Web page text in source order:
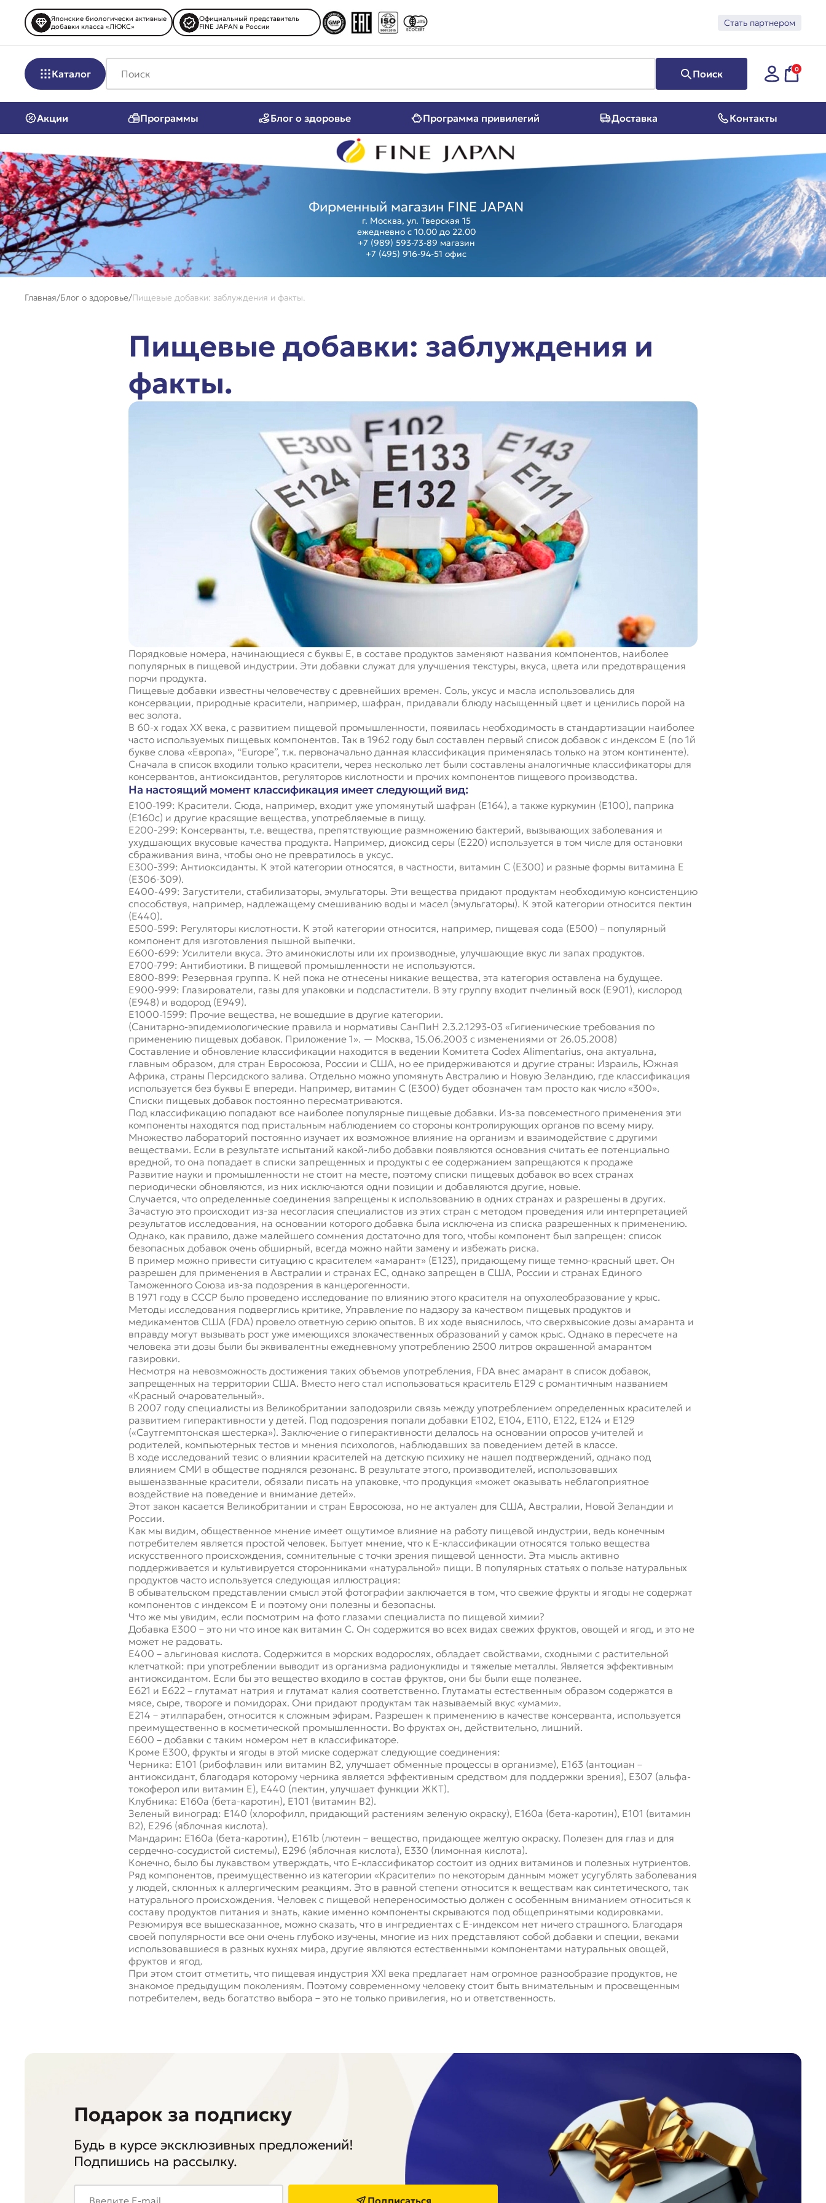
Японские биологически активные
добавки класса «ЛЮКС»
Официальный представитель
FINE JAPAN в России
Стать партнером
Каталог Поиск 0
Акции Программы Блог о здоровье Программа привилегий Доставка Контакты
Фирменный магазин FINE JAPAN
г. Москва, ул. Тверская 15
ежедневно с 10.00 до 22.00
+7 (989) 593-73-89 магазин
+7 (495) 916-94-51 офис
Главная Блог о здоровье Пищевые добавки: заблуждения и факты.
Пищевые добавки: заблуждения и
факты.
Порядковые номера, начинающиеся с буквы Е, в составе продуктов заменяют названия компонентов, наиболее
популярных в пищевой индустрии. Эти добавки служат для улучшения текстуры, вкуса, цвета или предотвращения
порчи продукта.
Пищевые добавки известны человечеству с древнейших времен. Соль, уксус и масла использовались для
консервации, природные красители, например, шафран, придавали блюду насыщенный цвет и ценились порой на
вес золота.
В 60-х годах XX века, с развитием пищевой промышленности, появилась необходимость в стандартизации наиболее
часто используемых пищевых компонентов. Так в 1962 году был составлен первый список добавок с индексом Е (по 1й
букве слова «Европа», “Europe”, т.к. первоначально данная классификация применялась только на этом континенте).
Сначала в список входили только красители, через несколько лет были составлены аналогичные классификаторы для
консервантов, антиоксидантов, регуляторов кислотности и прочих компонентов пищевого производства.
На настоящий момент классификация имеет следующий вид:
Е100-199: Красители. Сюда, например, входит уже упомянутый шафран (Е164), а также куркумин (Е100), паприка
(Е160с) и другие красящие вещества, употребляемые в пищу.
Е200-299: Консерванты, т.е. вещества, препятствующие размножению бактерий, вызывающих заболевания и
ухудшающих вкусовые качества продукта. Например, диоксид серы (Е220) используется в том числе для остановки
сбраживания вина, чтобы оно не превратилось в уксус.
Е300-399: Антиоксиданты. К этой категории относятся, в частности, витамин С (Е300) и разные формы витамина Е
(Е306-309).
Е400-499: Загустители, стабилизаторы, эмульгаторы. Эти вещества придают продуктам необходимую консистенцию
способствуя, например, надлежащему смешиванию воды и масел (эмульгаторы). К этой категории относится пектин
(Е440).
Е500-599: Регуляторы кислотности. К этой категории относится, например, пищевая сода (Е500) – популярный
компонент для изготовления пышной выпечки.
Е600-699: Усилители вкуса. Это аминокислоты или их производные, улучшающие вкус ли запах продуктов.
Е700-799: Антибиотики. В пищевой промышленности не используются.
Е800-899: Резервная группа. К ней пока не отнесены никакие вещества, эта категория оставлена на будущее.
Е900-999: Глазирователи, газы для упаковки и подсластители. В эту группу входит пчелиный воск (Е901), кислород
(Е948) и водород (Е949).
Е1000-1599: Прочие вещества, не вошедшие в другие категории.
(Санитарно-эпидемиологические правила и нормативы СанПиН 2.3.2.1293-03 «Гигиенические требования по
применению пищевых добавок. Приложение 1». — Москва, 15.06.2003 с изменениями от 26.05.2008)
Составление и обновление классификации находится в ведении Комитета Codex Alimentarius, она актуальна,
главным образом, для стран Евросоюза, России и США, но ее придерживаются и другие страны: Израиль, Южная
Африка, страны Персидского залива. Отдельно можно упомянуть Австралию и Новую Зеландию, где классификация
используется без буквы Е впереди. Например, витамин С (Е300) будет обозначен там просто как число «300».
Списки пищевых добавок постоянно пересматриваются.
Под классификацию попадают все наиболее популярные пищевые добавки. Из-за повсеместного применения эти
компоненты находятся под пристальным наблюдением со стороны контролирующих органов по всему миру.
Множество лабораторий постоянно изучает их возможное влияние на организм и взаимодействие с другими
веществами. Если в результате испытаний какой-либо добавки появляются основания считать ее потенциально
вредной, то она попадает в списки запрещенных и продукты с ее содержанием запрещаются к продаже
Развитие науки и промышленности не стоит на месте, поэтому списки пищевых добавок во всех странах
периодически обновляются, из них исключаются одни позиции и добавляются другие, новые.
Случается, что определенные соединения запрещены к использованию в одних странах и разрешены в других.
Зачастую это происходит из-за несогласия специалистов из этих стран с методом проведения или интерпретацией
результатов исследования, на основании которого добавка была исключена из списка разрешенных к применению.
Однако, как правило, даже малейшего сомнения достаточно для того, чтобы компонент был запрещен: список
безопасных добавок очень обширный, всегда можно найти замену и избежать риска.
В пример можно привести ситуацию с красителем «амарант» (Е123), придающему пище темно-красный цвет. Он
разрешен для применения в Австралии и странах ЕС, однако запрещен в США, России и странах Единого
Таможенного Союза из-за подозрения в канцерогенности.
В 1971 году в СССР было проведено исследование по влиянию этого красителя на опухолеобразование у крыс.
Методы исследования подверглись критике, Управление по надзору за качеством пищевых продуктов и
медикаментов США (FDA) провело ответную серию опытов. В их ходе выяснилось, что сверхвысокие дозы амаранта и
вправду могут вызывать рост уже имеющихся злокачественных образований у самок крыс. Однако в пересчете на
человека эти дозы были бы эквивалентны ежедневному употреблению 2500 литров окрашенной амарантом
газировки.
Несмотря на невозможность достижения таких объемов употребления, FDA внес амарант в список добавок,
запрещенных на территории США. Вместо него стал использоваться краситель Е129 с романтичным названием
«Красный очаровательный».
В 2007 году специалисты из Великобритании заподозрили связь между употреблением определенных красителей и
развитием гиперактивности у детей. Под подозрения попали добавки Е102, Е104, Е110, Е122, Е124 и Е129
(«Саутгемптонская шестерка»). Заключение о гиперактивности делалось на основании опросов учителей и
родителей, компьютерных тестов и мнения психологов, наблюдавших за поведением детей в классе.
В ходе исследований тезис о влиянии красителей на детскую психику не нашел подтверждений, однако под
влиянием СМИ в обществе поднялся резонанс. В результате этого, производителей, использовавших
вышеназванные красители, обязали писать на упаковке, что продукция «может оказывать неблагоприятное
воздействие на поведение и внимание детей».
Этот закон касается Великобритании и стран Евросоюза, но не актуален для США, Австралии, Новой Зеландии и
России.
Как мы видим, общественное мнение имеет ощутимое влияние на работу пищевой индустрии, ведь конечным
потребителем является простой человек. Бытует мнение, что к Е-классификации относятся только вещества
искусственного происхождения, сомнительные с точки зрения пищевой ценности. Эта мысль активно
поддерживается и культивируется сторонниками «натуральной» пищи. В популярных статьях о пользе натуральных
продуктов часто используется следующая иллюстрация:
В обывательском представлении смысл этой фотографии заключается в том, что свежие фрукты и ягоды не содержат
компонентов с индексом Е и поэтому они полезны и безопасны.
Что же мы увидим, если посмотрим на фото глазами специалиста по пищевой химии?
Добавка Е300 – это ни что иное как витамин С. Он содержится во всех видах свежих фруктов, овощей и ягод, и это не
может не радовать.
Е400 – альгиновая кислота. Содержится в морских водорослях, обладает свойствами, сходными с растительной
клетчаткой: при употреблении выводит из организма радионуклиды и тяжелые металлы. Является эффективным
антиоксидантом. Если бы это вещество входило в состав фруктов, они бы были еще полезнее.
Е621 и Е622 – глутамат натрия и глутамат калия соответственно. Глутаматы естественным образом содержатся в
мясе, сыре, твороге и помидорах. Они придают продуктам так называемый вкус «умами».
Е214 – этилпарабен, относится к сложным эфирам. Разрешен к применению в качестве консерванта, используется
преимущественно в косметической промышленности. Во фруктах он, действительно, лишний.
Е600 – добавки с таким номером нет в классификаторе.
Кроме Е300, фрукты и ягоды в этой миске содержат следующие соединения:
Черника: Е101 (рибофлавин или витамин В2, улучшает обменные процессы в организме), Е163 (антоциан –
антиоксидант, благодаря которому черника является эффективным средством для поддержки зрения), Е307 (альфа-
токоферол или витамин Е), Е440 (пектин, улучшает функции ЖКТ).
Клубника: Е160а (бета-каротин), Е101 (витамин В2).
Зеленый виноград: Е140 (хлорофилл, придающий растениям зеленую окраску), Е160а (бета-каротин), Е101 (витамин
В2), Е296 (яблочная кислота).
Мандарин: Е160а (бета-каротин), Е161b (лютеин – вещество, придающее желтую окраску. Полезен для глаз и для
сердечно-сосудистой системы), Е296 (яблочная кислота), Е330 (лимонная кислота).
Конечно, было бы лукавством утверждать, что Е-классификатор состоит из одних витаминов и полезных нутриентов.
Ряд компонентов, преимущественно из категории «Красители» по некоторым данным может усугублять заболевания
у людей, склонных к аллергическим реакциям. Это в равной степени относится к веществам как синтетического, так
натурального происхождения. Человек с пищевой непереносимостью должен с особенным вниманием относиться к
составу продуктов питания и знать, какие именно компоненты скрываются под общепринятыми кодировками.
Резюмируя все вышесказанное, можно сказать, что в ингредиентах с Е-индексом нет ничего страшного. Благодаря
своей популярности все они очень глубоко изучены, многие из них представляют собой добавки и специи, веками
использовавшиеся в разных кухнях мира, другие являются естественными компонентами натуральных овощей,
фруктов и ягод.
При этом стоит отметить, что пищевая индустрия XXI века предлагает нам огромное разнообразие продуктов, не
знакомое предыдущим поколениям. Поэтому современному человеку стоит быть внимательным и просвещенным
потребителем, ведь богатство выбора – это не только привилегия, но и ответственность.
Подарок за подписку
Будь в курсе эксклюзивных предложений!
Подпишись на рассылку.
Подписаться
Биодобавки
Антивозраст
Контроль веса
Пищеварение
Сердце и сосуды
Острое зрение
Мозг, память и внимание
Суставы и позвоночник
Тонус и энергия
Иммунитет
Витамины красоты
Женские здоровье
Мужское здоровье
Компенсация витаминов
Коллаген
Защита от аллергии
Суперфуд
Косметика
Предзаказ из Японии